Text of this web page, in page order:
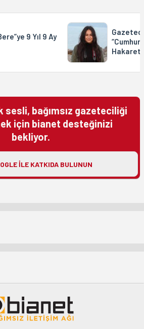
9 Yıl 9 Ay
sesli, bağımsız gazeteciliği
için bianet desteğinizi
bekliyor.
ILE KATKIDA BULUNUN